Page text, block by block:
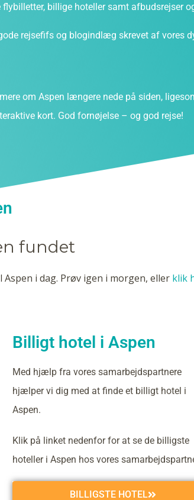
billige hoteller samt afbudsrejser
rejsefifs og blogindlæg skrevet af vores
om Aspen længere nede på siden,
kort. God fornøjelse – og god rejse!
fundet
i dag. Prøv igen i morgen, eller klik
Billigt hotel i Aspen
Med hjælp fra vores samarbejdspartnere
hjælper vi dig med at finde et billigt hotel i
Aspen.
Klik på linket nedenfor for at se de billigste
hoteller i Aspen hos vores
BILLIGSTE HOTEL